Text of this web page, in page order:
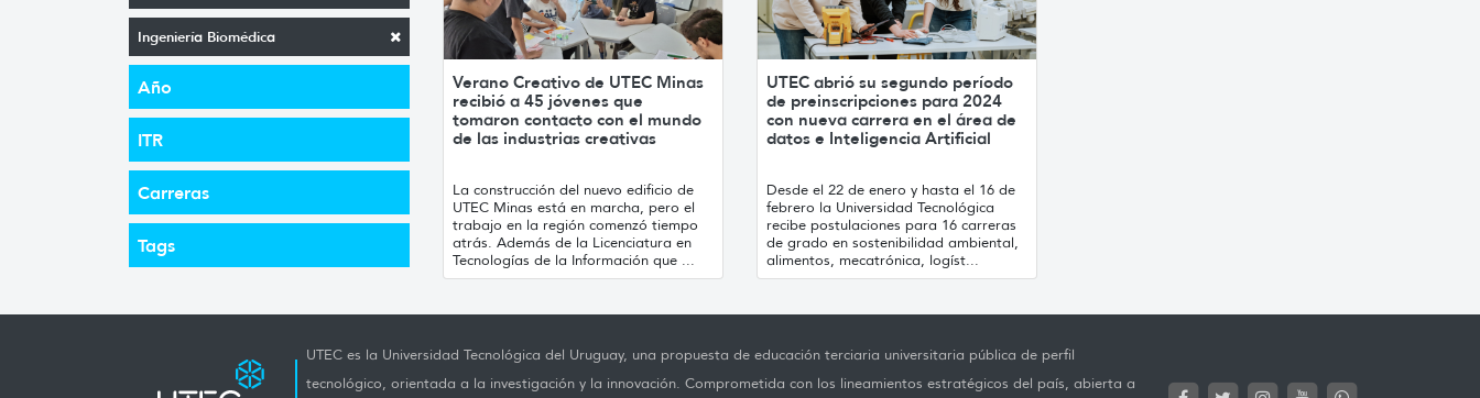
Ingeniería Biomédica
Año
ITR
Carreras
Tags
Verano Creativo de UTEC Minas
recibió a 45 jóvenes que
tomaron contacto con el mundo
de las industrias creativas
La construcción del nuevo edificio de
UTEC Minas está en marcha, pero el
trabajo en la región comenzó tiempo
atrás. Además de la Licenciatura en
Tecnologías de la Información que ...
UTEC abrió su segundo período
de preinscripciones para 2024
con nueva carrera en el área de
datos e Inteligencia Artificial
Desde el 22 de enero y hasta el 16 de
febrero la Universidad Tecnológica
recibe postulaciones para 16 carreras
de grado en sostenibilidad ambiental,
alimentos, mecatrónica, logíst...
UTEC es la Universidad Tecnológica del Uruguay, una propuesta de educación terciaria universitaria pública de perfil
tecnológico, orientada a la investigación y la innovación. Comprometida con los lineamientos estratégicos del país, abierta a